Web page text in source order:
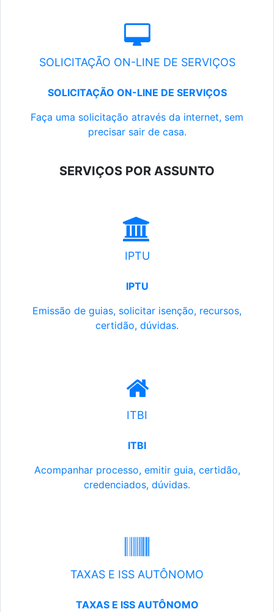
SOLICITAÇÃO ON-LINE DE SERVIÇOS
SOLICITAÇÃO ON-LINE DE SERVIÇOS
Faça uma solicitação através da internet, sem
precisar sair de casa.
SERVIÇOS POR ASSUNTO
IPTU
IPTU
Emissão de guias, solicitar isenção, recursos,
certidão, dúvidas.
ITBI
ITBI
Acompanhar processo, emitir guia, certidão,
credenciados, dúvidas.
TAXAS E ISS AUTÔNOMO
TAXAS E ISS AUTÔNOMO